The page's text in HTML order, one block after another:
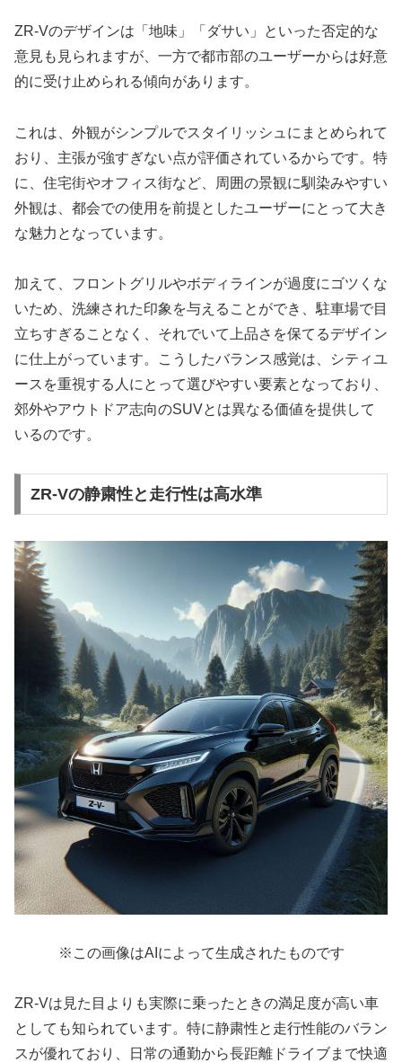
ZR-Vのデザインは「地味」「ダサい」といった否定的な
意見も見られますが、一方で都市部のユーザーからは好意
的に受け止められる傾向があります。
これは、外観がシンプルでスタイリッシュにまとめられて
おり、主張が強すぎない点が評価されているからです。特
に、住宅街やオフィス街など、周囲の景観に馴染みやすい
外観は、都会での使用を前提としたユーザーにとって大き
な魅力となっています。
加えて、フロントグリルやボディラインが過度にゴツくな
いため、洗練された印象を与えることができ、駐車場で目
立ちすぎることなく、それでいて上品さを保てるデザイン
に仕上がっています。こうしたバランス感覚は、シティユ
ースを重視する人にとって選びやすい要素となっており、
郊外やアウトドア志向のSUVとは異なる価値を提供して
いるのです。
ZR-Vの静粛性と走行性は高水準
※この画像はAIによって生成されたものです
ZR-Vは見た目よりも実際に乗ったときの満足度が高い車
としても知られています。特に静粛性と走行性能のバラン
スが優れており、日常の通勤から長距離ドライブまで快適